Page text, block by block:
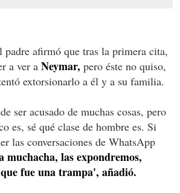
afirmó que tras la primera cita,
a ver a Neymar, pero éste no quiso,
extorsionarlo a él y a su familia.
ser acusado de muchas cosas, pero
es, sé qué clase de hombre es. Si
las conversaciones de WhatsApp
muchacha, las expondremos,
fue una trampa', añadió.